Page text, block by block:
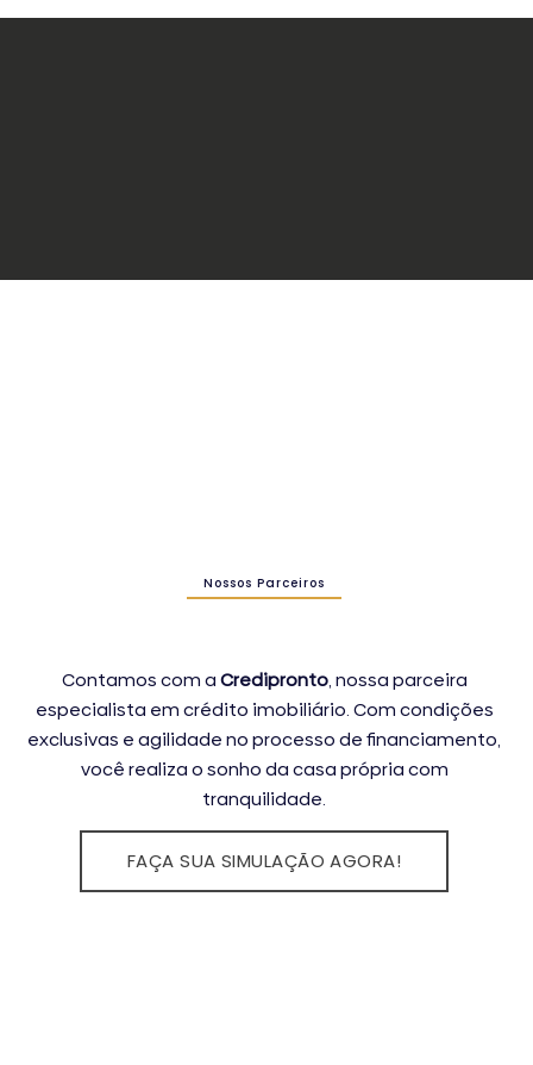
Nossos Parceiros
Contamos com aCredipronto, nossa parceira
especialista em crédito imobiliário. Com condições
exclusivas e agilidade no processo de financiamento,
você realiza o sonho da casa própria com
tranquilidade.
FAÇA SUA SIMULAÇÃO AGORA!